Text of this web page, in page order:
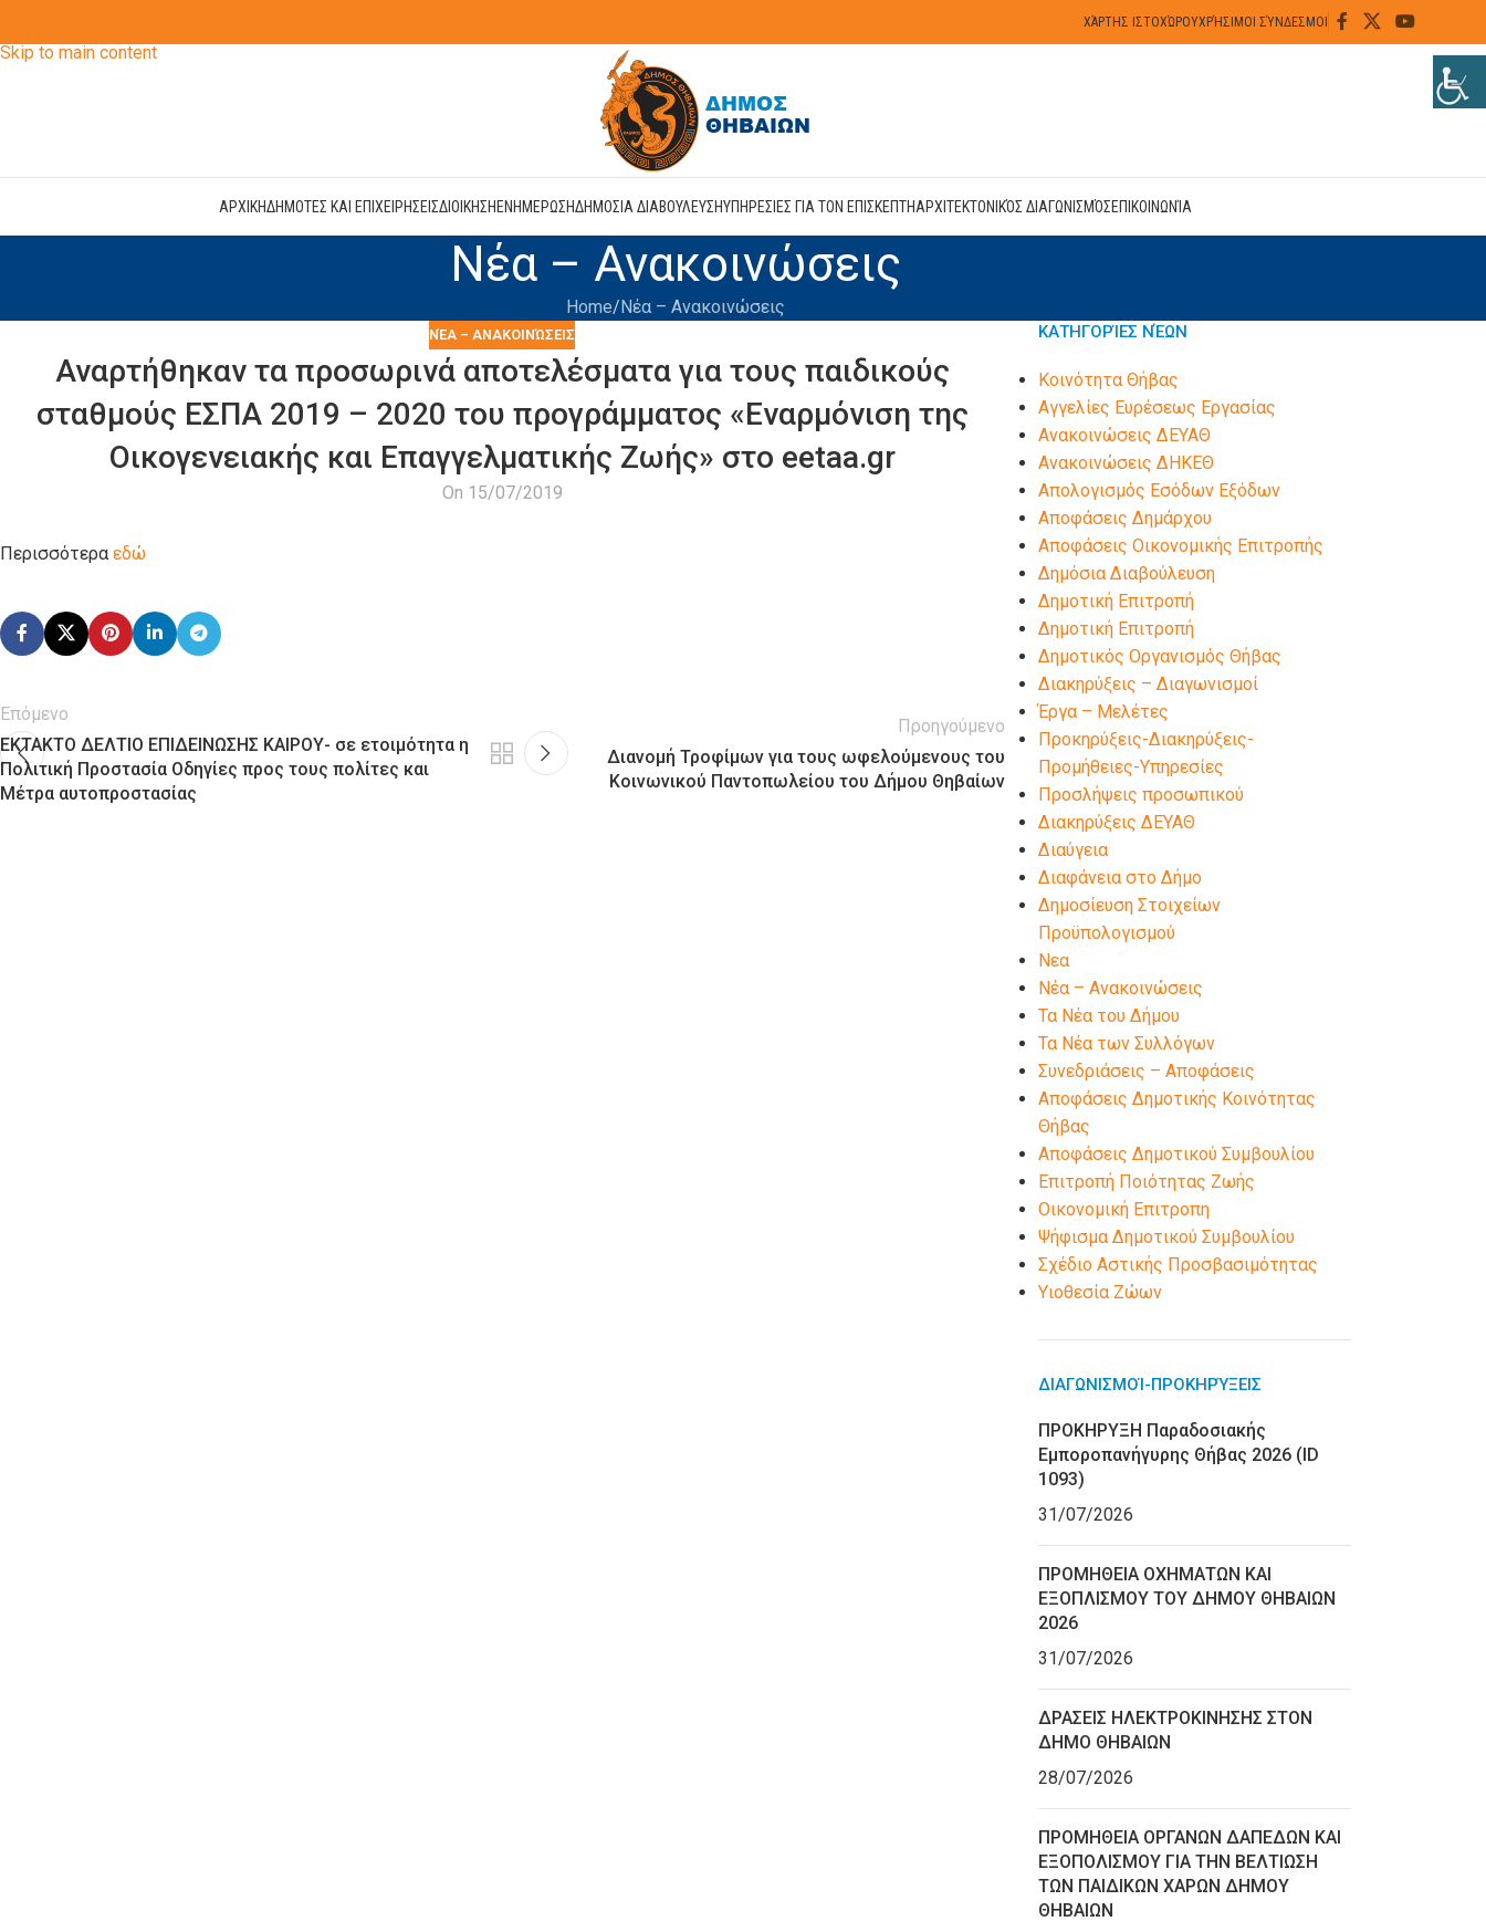
Skip to main content
ΧΆΡΤΗΣ ΙΣΤΟΧΏΡΟΥΧΡΉΣΙΜΟΙ ΣΎΝΔΕΣΜΟΙ
ΑΡΧΙΚΗΔΗΜΟΤΕΣ ΚΑΙ ΕΠΙΧΕΙΡΗΣΕΙΣΔΙΟΙΚΗΣΗΕΝΗΜΕΡΩΣΗΔΗΜΟΣΙΑ ΔΙΑΒΟΥΛΕΥΣΗΥΠΗΡΕΣΙΕΣ ΓΙΑ ΤΟΝ ΕΠΙΣΚΕΠΤΗΑΡΧΙΤΕΚΤΟΝΙΚΌΣ ΔΙΑΓΩΝΙΣΜΌΣΕΠΙΚΟΙΝΩΝΊΑ
Νέα – Ανακοινώσεις
Home Νέα – Ανακοινώσεις
ΝΈΑ – ΑΝΑΚΟΙΝΏΣΕΙΣ
Αναρτήθηκαν τα προσωρινά αποτελέσματα για τους παιδικούς
σταθμούς ΕΣΠΑ 2019 – 2020 του προγράμματος «Εναρμόνιση της
Οικογενειακής και Επαγγελματικής Ζωής» στο eetaa.gr
On 15/07/2019
Περισσότερα εδώ
Επόμενο
ΕΚΤΑΚΤΟ ΔΕΛΤΙΟ ΕΠΙΔΕΙΝΩΣΗΣ ΚΑΙΡΟΥ- σε ετοιμότητα η
Πολιτική Προστασία Οδηγίες προς τους πολίτες και
Μέτρα αυτοπροστασίας
Προηγούμενο
Διανομή Τροφίμων για τους ωφελούμενους του
Κοινωνικού Παντοπωλείου του Δήμου Θηβαίων
ΚΑΤΗΓΟΡΊΕΣ ΝΈΩΝ
Kοινότητα Θήβας
Αγγελίες Ευρέσεως Εργασίας
Ανακοινώσεις ΔΕΥΑΘ
Ανακοινώσεις ΔΗΚΕΘ
Απολογισμός Εσόδων Εξόδων
Αποφάσεις Δημάρχου
Αποφάσεις Οικονομικής Επιτροπής
Δημόσια Διαβούλευση
Δημοτική Επιτροπή
Δημοτική Επιτροπή
Δημοτικός Οργανισμός Θήβας
Διακηρύξεις – Διαγωνισμοί
Έργα – Μελέτες
Προκηρύξεις-Διακηρύξεις-
Προμήθειες-Υπηρεσίες
Προσλήψεις προσωπικού
Διακηρύξεις ΔΕΥΑΘ
Διαύγεια
Διαφάνεια στο Δήμο
Δημοσίευση Στοιχείων
Προϋπολογισμού
Νεα
Νέα – Ανακοινώσεις
Τα Νέα του Δήμου
Τα Νέα των Συλλόγων
Συνεδριάσεις – Αποφάσεις
Αποφάσεις Δημοτικής Κοινότητας
Θήβας
Αποφάσεις Δημοτικού Συμβουλίου
Επιτροπή Ποιότητας Ζωής
Οικονομική Επιτροπη
Ψήφισμα Δημοτικού Συμβουλίου
Σχέδιο Αστικής Προσβασιμότητας
Υιοθεσία Ζώων
ΔΙΑΓΩΝΙΣΜΟΊ-ΠΡΟΚΗΡΎΞΕΙΣ
ΠΡΟΚΗΡΥΞΗ Παραδοσιακής
Εμποροπανήγυρης Θήβας 2026 (ID
1093)
31/07/2026
ΠΡΟΜΗΘΕΙΑ ΟΧΗΜΑΤΩΝ ΚΑΙ
ΕΞΟΠΛΙΣΜΟΥ ΤΟΥ ΔΗΜΟΥ ΘΗΒΑΙΩΝ
2026
31/07/2026
ΔΡΑΣΕΙΣ ΗΛΕΚΤΡΟΚΙΝΗΣΗΣ ΣΤΟΝ
ΔΗΜΟ ΘΗΒΑΙΩΝ
28/07/2026
ΠΡΟΜΗΘΕΙΑ ΟΡΓΑΝΩΝ ΔΑΠΕΔΩΝ ΚΑΙ
ΕΞΟΠΟΛΙΣΜΟΥ ΓΙΑ ΤΗΝ ΒΕΛΤΙΩΣΗ
ΤΩΝ ΠΑΙΔΙΚΩΝ ΧΑΡΩΝ ΔΗΜΟΥ
ΘΗΒΑΙΩΝ